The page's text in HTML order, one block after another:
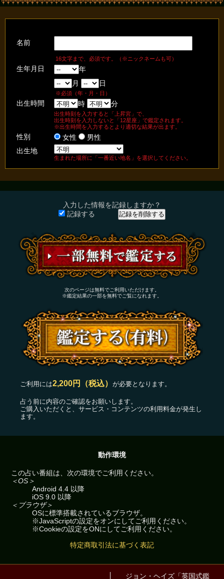
名前
16文字まで、必須です。（※ニックネームも可）
生年月日
年
月
日
※必須（年・月・日）
出生時間 時 分
出生時刻を入力すると「上昇宮」で、
出生時刻を入力しないと「12星座」で鑑定されます。
※出生時間を入力するとより適切な結果が出ます。
性別 女性
男性
出生地
生まれた場所に「一番近い地名」を選択してください。
入力した情報を記録しますか？
記録する
次のページは無料でご利用いただけます。
※鑑定結果の一部を無料でご覧になれます。
ご利用には2,200円（税込）が必要となります。
占う前に内容のご確認をお願いします。
ご購入いただくと、サービス・コンテンツの利用料金が発生し
ます。
動作環境
この占い番組は、次の環境でご利用ください。
＜OS＞
Android 4.4 以降
iOS 9.0 以降
＜ブラウザ＞
OSに標準搭載されているブラウザ。
※JavaScriptの設定をオンにしてご利用ください。
※Cookieの設定をONにしてご利用ください。
特定商取引法に基づく表記
ジョン・ヘイズ「英国式鑑